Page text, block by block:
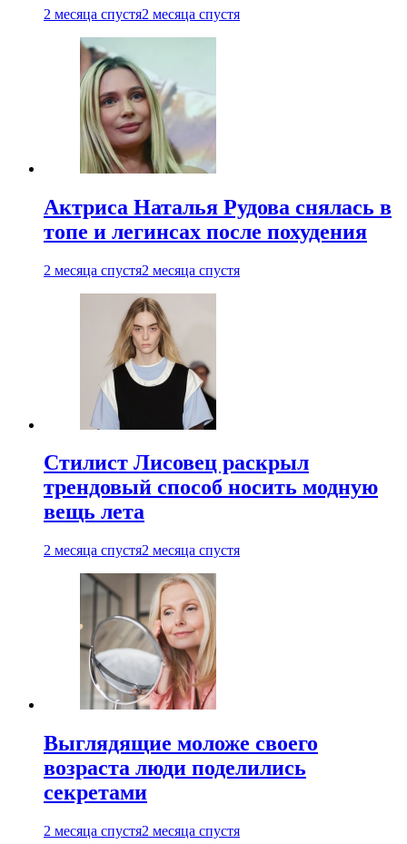
2 месяца спустя2 месяца спустя
Актриса Наталья Рудова снялась в
топе и легинсах после похудения
2 месяца спустя2 месяца спустя
Стилист Лисовец раскрыл
трендовый способ носить модную
вещь лета
2 месяца спустя2 месяца спустя
Выглядящие моложе своего
возраста люди поделились
секретами
2 месяца спустя2 месяца спустя